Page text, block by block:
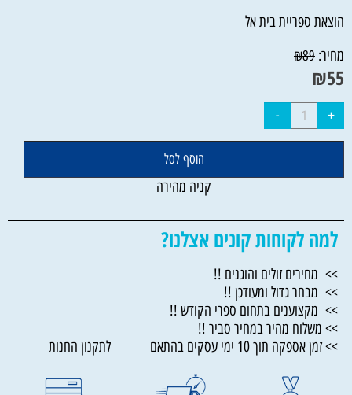
הוצאת ספריית בית אל
מחיר:
₪89
₪55
הוסף לסל
קניה מהירה
למה לקוחות קונים אצלנו?
>> מחירים זולים והוגנים !!
>> מבחר גדול ומעודכן !!
>> מקצוענים בתחום ספרי הקודש !!
>> משלוח מהיר במחיר סביר !!
>> זמן אספקה תוך 10 ימי עסקים בהתאם לתקנון החנות